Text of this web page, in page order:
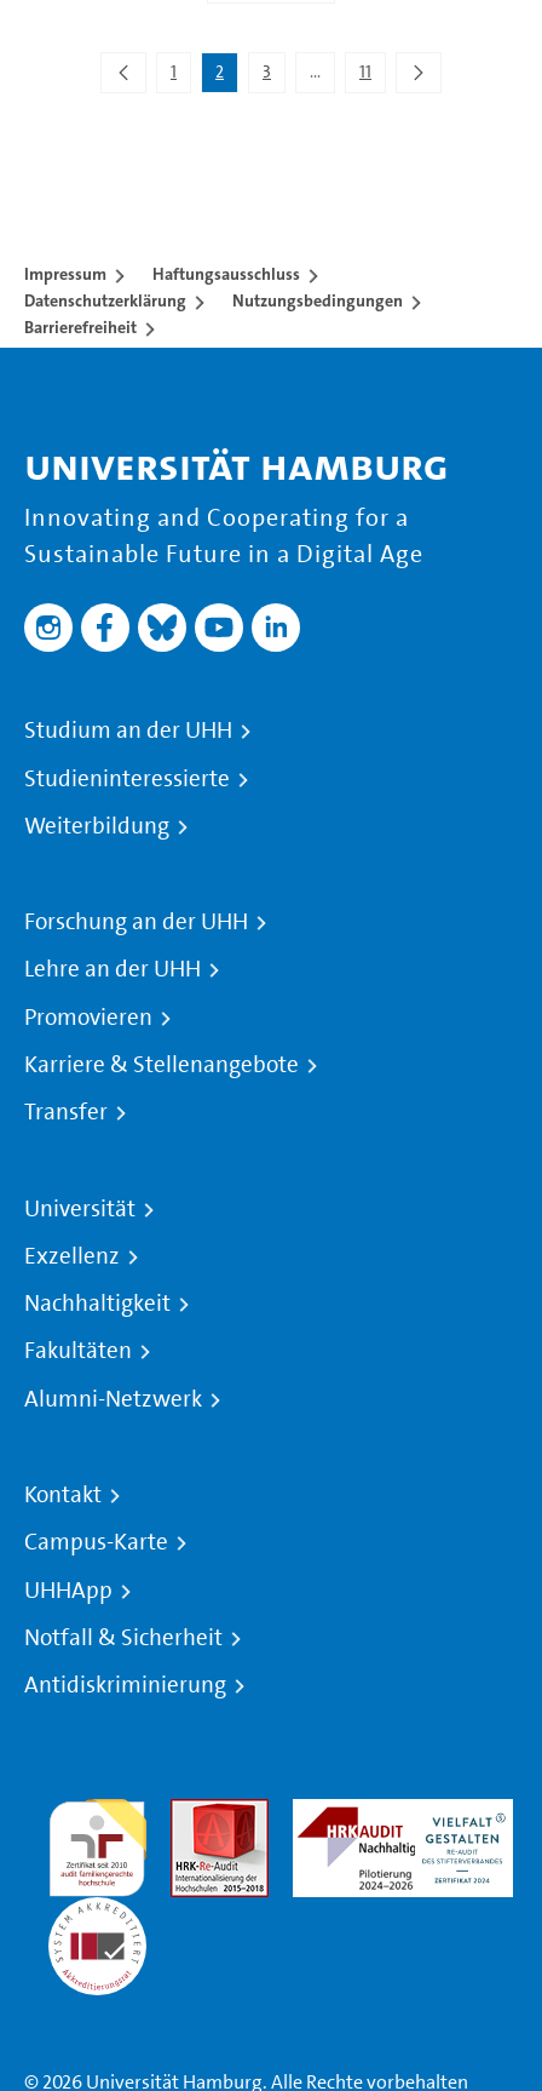
1 2 3 ...Zwischenseiten Navigieren mit
11
Impressum
Haftungsausschluss
Datenschutzerklärung
Nutzungsbedingungen
Barrierefreiheit
Universität Hamburg
Innovating and Cooperating for a
Sustainable Future in a Digital Age
Studium an der UHH
Studieninteressierte
Weiterbildung
Forschung an der UHH
Lehre an der UHH
Promovieren
Karriere & Stellenangebote
Transfer
Universität
Exzellenz
Nachhaltigkeit
Fakultäten
Alumni-Netzwerk
Kontakt
Campus-Karte
UHHApp
Notfall & Sicherheit
Antidiskriminierung
© 2026 Universität Hamburg. Alle Rechte vorbehalten